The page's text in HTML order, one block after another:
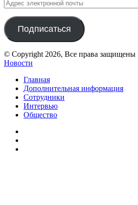
электронной
почты
Подписаться
© Copyright 2026, Все права защищены
Новости
Главная
Дополнительная информация
Сотрудники
Интервью
Общество